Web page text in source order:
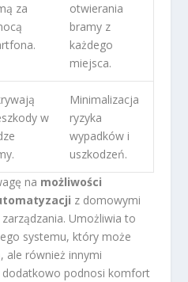
za
otwierania
bramy z
każdego
miejsca.
w
Minimalizacja
ryzyka
wypadków i
uszkodzeń.
na możliwości
z domowymi
Umożliwia to
systemu, który może
ale również innymi
podnosi komfort